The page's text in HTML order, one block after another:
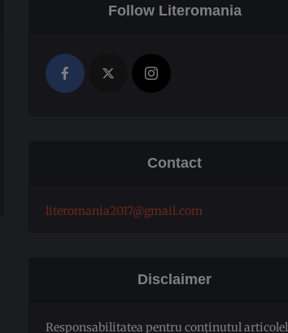
Follow Literomania
Contact
literomania2017@gmail.com
Disclaimer
Responsabilitatea pentru conţinutul